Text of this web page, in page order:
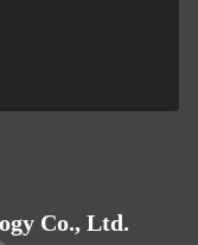
Co., Ltd.